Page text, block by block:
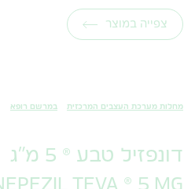
צפייה במוצר
מחלות מערכת העצבים המרכזית במרשם רופא
דונפזיל טבע ® 5 מ"ג
TEVA ® 5 MG